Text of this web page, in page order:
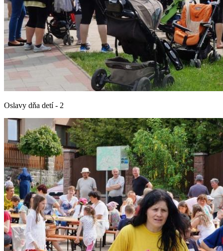
Oslavy dňa detí - 2